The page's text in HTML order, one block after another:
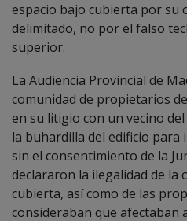
espacio bajo cubierta por su
delimitado, no por el falso
superior.
La Audiencia Provincial de
comunidad de propietarios
en su litigio con un vecino
la buhardilla del edificio para
sin el consentimiento de la
declararon la ilegalidad de la
cubierta, así como de las
consideraban que afectaban